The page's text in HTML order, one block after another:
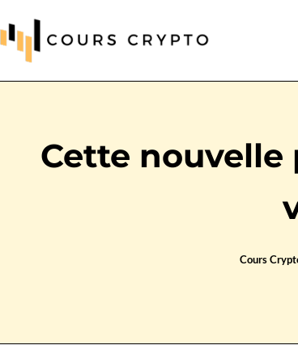
Cette
Cours